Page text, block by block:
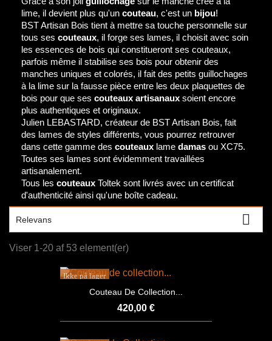
lime, il devient plus qu'un couteau, c'est un bijou!
BST Artisan Bois tient à mettre sa touche personnelle sur
tous ses couteaux, il forge ses lames, il choisit avec soin
les essences de bois qui constitueront ses couteaux,
parfois même il stabilise ses bois pour obtenir des
manches uniques et colorés, il fait des petits guillochages
à la lime sur la fausse pièce entre les deux plaquettes de
bois pour que ses couteaux artisanaux soient encore
plus authentiques et originaux.
Julien LEBASTARD, créateur de BST Artisan Bois, fait
des lames de styles différents, vous pourrez retrouver
dans cette gamme des couteaux lame damas ou XC75.
Toutes ses lames sont évidemment travaillées
artisanalement.
Tous les couteaux Toltek sont livrés avec un certificat
d'authenticité ainsi qu'une boîte cadeau.
Relevans 
Viser 1-20 af 53 element(er)
Couteau De Collection...
420,00 €
Ikke på lager